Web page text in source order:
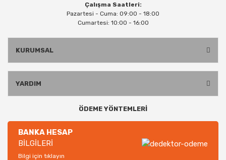
Çalışma Saatleri:
Pazartesi - Cuma: 09:00 - 18:00
Cumartesi: 10:00 - 16:00
KURUMSAL
YARDIM
ÖDEME YÖNTEMLERİ
BANKA HESAP
BİLGİLERİ
Bilgi için tıklayın